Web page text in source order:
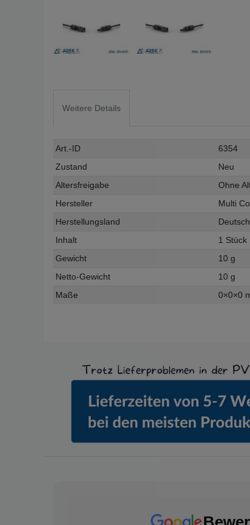
Weitere Details
Art.-ID
6354
Zustand
Neu
Altersfreigabe
Ohne
Hersteller
Multi
Herstellungsland
Inhalt
1 Stück
Gewicht
10 g
Netto-Gewicht
10 g
Maße
0×0×0